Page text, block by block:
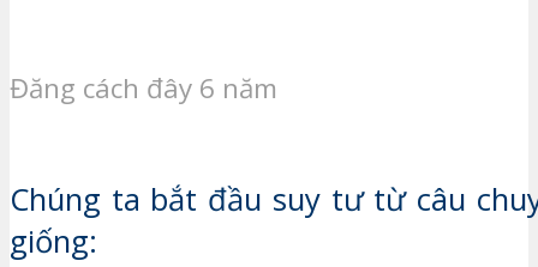
Đăng cách đây 6 năm
Chúng ta bắt đầu suy tư từ câu
giống: